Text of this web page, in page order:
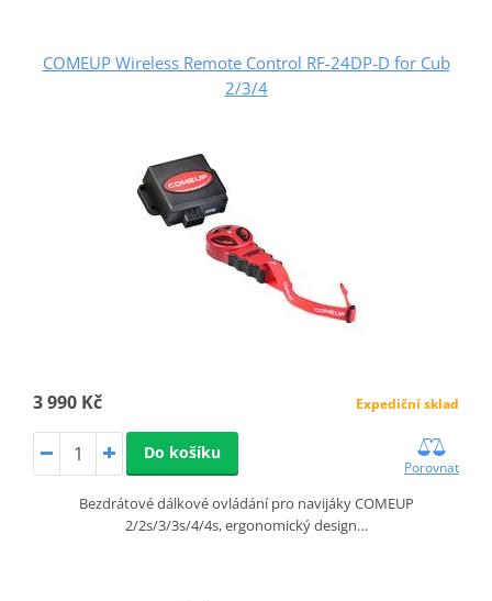
COMEUP Wireless Remote Control RF-24DP-D for Cub
2/3/4
3 990 Kč Expediční sklad
Do košíku
Porovnat
Bezdrátové dálkové ovládání pro navijáky COMEUP
2/2s/3/3s/4/4s, ergonomický design…